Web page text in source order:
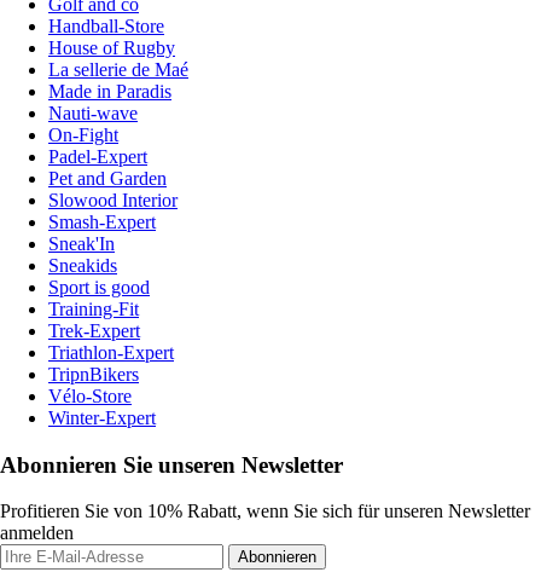
Golf and co
Handball-Store
House of Rugby
La sellerie de Maé
Made in Paradis
Nauti-wave
On-Fight
Padel-Expert
Pet and Garden
Slowood Interior
Smash-Expert
Sneak'In
Sneakids
Sport is good
Training-Fit
Trek-Expert
Triathlon-Expert
TripnBikers
Vélo-Store
Winter-Expert
Abonnieren Sie unseren Newsletter
Profitieren Sie von 10% Rabatt, wenn Sie sich für unseren Newsletter
anmelden
Abonnieren